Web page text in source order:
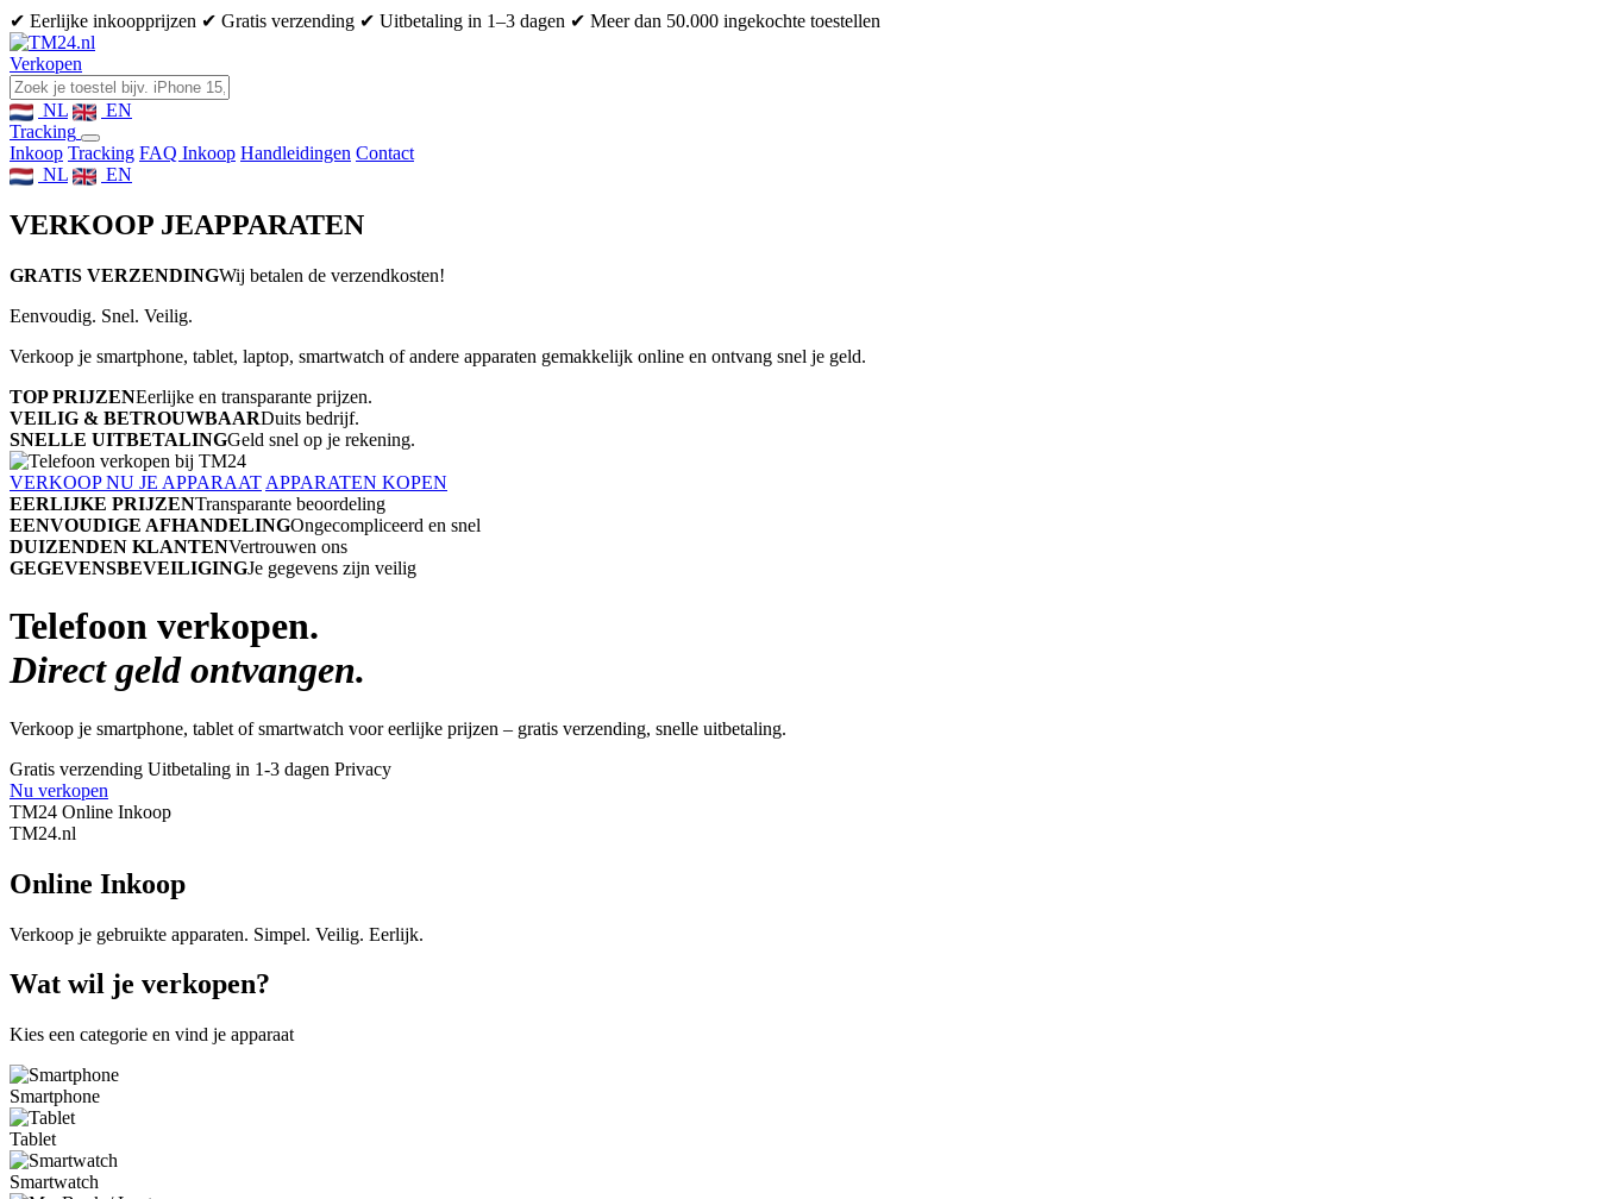
✔ Eerlijke inkoopprijzen ✔ Gratis verzending ✔ Uitbetaling in 1–3 dagen ✔ Meer dan 50.000 ingekochte toestellen
Verkopen
NL
EN
Tracking
Inkoop Tracking FAQ Inkoop Handleidingen Contact
NL
EN
VERKOOP JEAPPARATEN
GRATIS VERZENDINGWij betalen de verzendkosten!
Eenvoudig. Snel. Veilig.
Verkoop je smartphone, tablet, laptop, smartwatch of andere apparaten gemakkelijk online en ontvang snel je geld.
TOP PRIJZENEerlijke en transparante prijzen.
VEILIG & BETROUWBAARDuits bedrijf.
SNELLE UITBETALINGGeld snel op je rekening.
VERKOOP NU JE APPARAAT APPARATEN KOPEN
EERLIJKE PRIJZENTransparante beoordeling
EENVOUDIGE AFHANDELINGOngecompliceerd en snel
DUIZENDEN KLANTENVertrouwen ons
GEGEVENSBEVEILIGINGJe gegevens zijn veilig
Telefoon verkopen.
Direct geld ontvangen.
Verkoop je smartphone, tablet of smartwatch voor eerlijke prijzen – gratis verzending, snelle uitbetaling.
Gratis verzending Uitbetaling in 1-3 dagen Privacy
Nu verkopen
TM24 Online Inkoop
TM24.nl
Online Inkoop
Verkoop je gebruikte apparaten. Simpel. Veilig. Eerlijk.
Wat wil je verkopen?
Kies een categorie en vind je apparaat
Smartphone
Tablet
Smartwatch